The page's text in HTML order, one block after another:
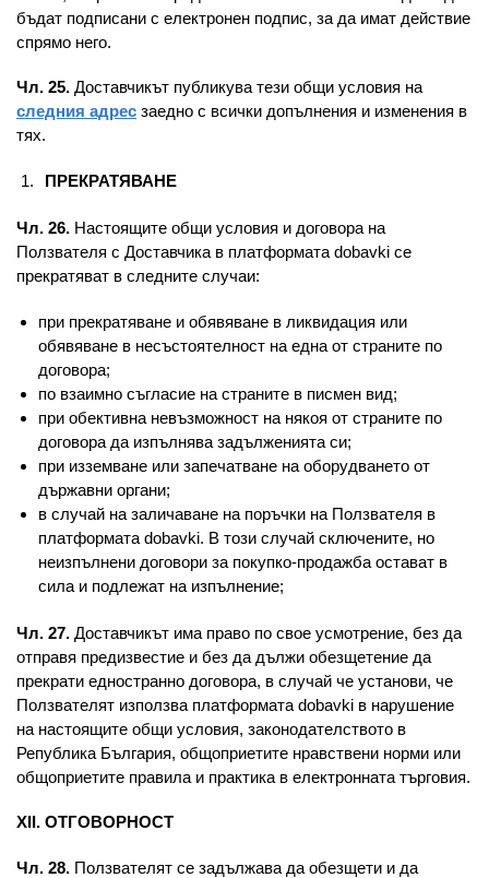
бъдат подписани с електронен подпис, за да имат действие
спрямо него.
Чл. 25. Доставчикът публикува тези общи условия на
следния адрес заедно с всички допълнения и изменения в
тях.
ПРЕКРАТЯВАНЕ
Чл. 26. Настоящите общи условия и договора на
Ползвателя с Доставчика в платформата dobavki се
прекратяват в следните случаи:
при прекратяване и обявяване в ликвидация или
обявяване в несъстоятелност на една от страните по
договора;
по взаимно съгласие на страните в писмен вид;
при обективна невъзможност на някоя от страните по
договора да изпълнява задълженията си;
при изземване или запечатване на оборудването от
държавни органи;
в случай на заличаване на поръчки на Ползвателя в
платформата dobavki. В този случай сключените, но
неизпълнени договори за покупко-продажба остават в
сила и подлежат на изпълнение;
Чл. 27. Доставчикът има право по свое усмотрение, без да
отправя предизвестие и без да дължи обезщетение да
прекрати едностранно договора, в случай че установи, че
Ползвателят използва платформата dobavki в нарушение
на настоящите общи условия, законодателството в
Република България, общоприетите нравствени норми или
общоприетите правила и практика в електронната търговия.
XII. ОТГОВОРНОСТ
Чл. 28. Ползвателят се задължава да обезщети и да